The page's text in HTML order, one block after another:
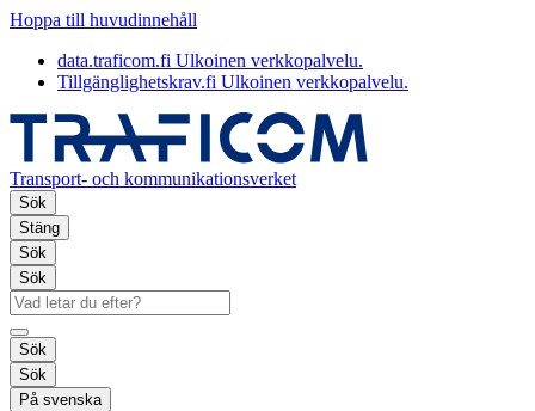
Hoppa till huvudinnehåll
data.traficom.fi Ulkoinen verkkopalvelu.
Tillgänglighetskrav.fi Ulkoinen verkkopalvelu.
Transport- och kommunikationsverket
Sök
Stäng
Sök
Sök
Sök
Sök
På svenska